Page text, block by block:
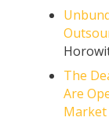
The
Are
Market